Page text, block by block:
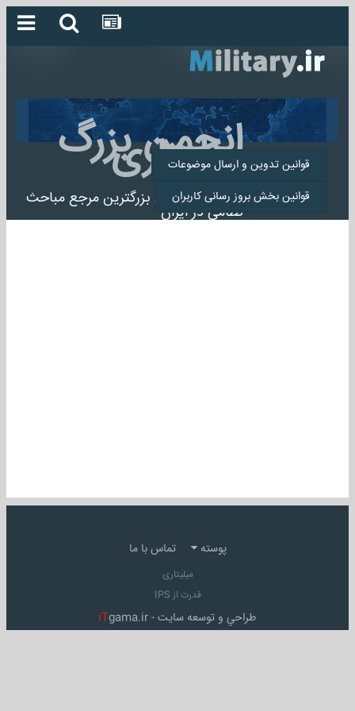
انجمن بزرگ
میلیتاری
انجمن میلیتاری بزرگترین مرجع مباحث
نظامی در ایران
قوانین تدوین و ارسال موضوعات
قوانین بخش بروز رسانی کاربران
پوسته تماس با ما
میلیتاری
قدرت از IPS
طراحي و توسعه سايت - iTgama.ir